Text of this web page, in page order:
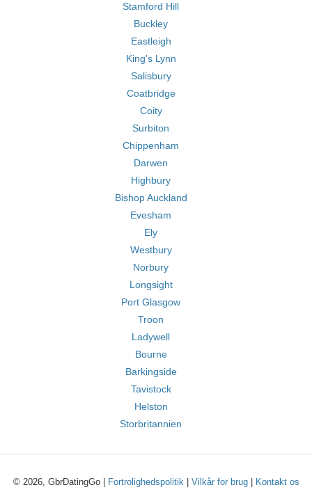
Stamford Hill
Buckley
Eastleigh
King's Lynn
Salisbury
Coatbridge
Coity
Surbiton
Chippenham
Darwen
Highbury
Bishop Auckland
Evesham
Ely
Westbury
Norbury
Longsight
Port Glasgow
Troon
Ladywell
Bourne
Barkingside
Tavistock
Helston
Storbritannien
© 2026, GbrDatingGo | Fortrolighedspolitik| Vilkår for brug| Kontakt os